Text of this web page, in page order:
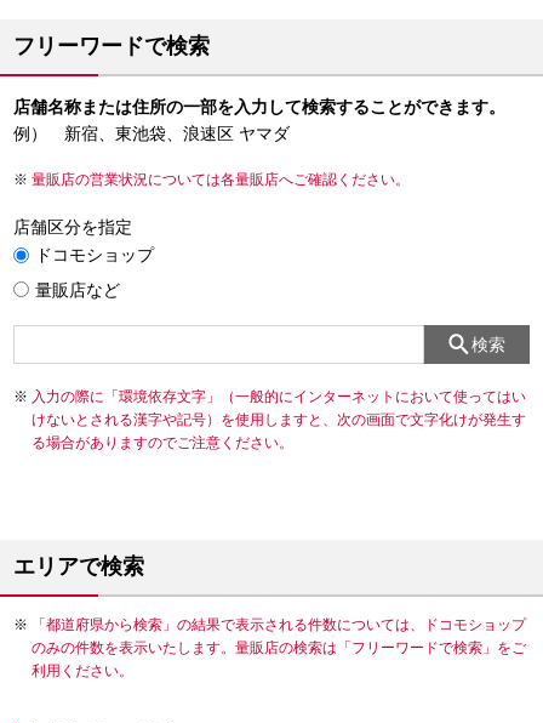
フリーワードで検索
店舗名称または住所の一部を入力して検索することができます。
例） 新宿、東池袋、浪速区 ヤマダ
量販店の営業状況については各量販店へご確認ください。
店舗区分を指定
ドコモショップ
量販店など
検索
入力の際に「環境依存文字」（一般的にインターネットにおいて使ってはい
けないとされる漢字や記号）を使用しますと、次の画面で文字化けが発生す
る場合がありますのでご注意ください。
エリアで検索
「都道府県から検索」の結果で表示される件数については、ドコモショップ
のみの件数を表示いたします。量販店の検索は「フリーワードで検索」をご
利用ください。